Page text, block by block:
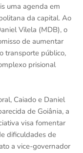
uma agenda em
da capital. Ao
Vilela (MDB), o
de aumentar
transporte público,
prisional
Caiado e Daniel
de Goiânia, a
visa fomentar
dificuldades de
a vice-governador